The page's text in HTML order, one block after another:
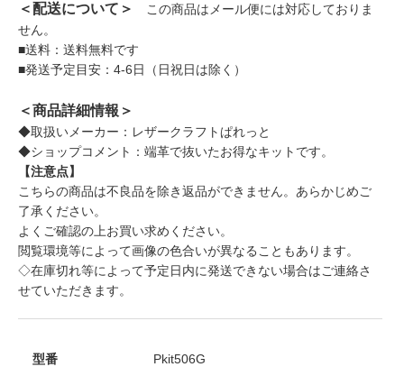
＜配送について＞
この商品はメール便には対応しておりま
せん。
■送料：送料無料です
■発送予定目安：4-6日（日祝日は除く）
＜商品詳細情報＞
◆取扱いメーカー：レザークラフトぱれっと
◆ショップコメント：端革で抜いたお得なキットです。
【注意点】
こちらの商品は不良品を除き返品ができません。あらかじめご
了承ください。
よくご確認の上お買い求めください。
閲覧環境等によって画像の色合いが異なることもあります。
◇在庫切れ等によって予定日内に発送できない場合はご連絡さ
せていただきます。
型番 Pkit506G